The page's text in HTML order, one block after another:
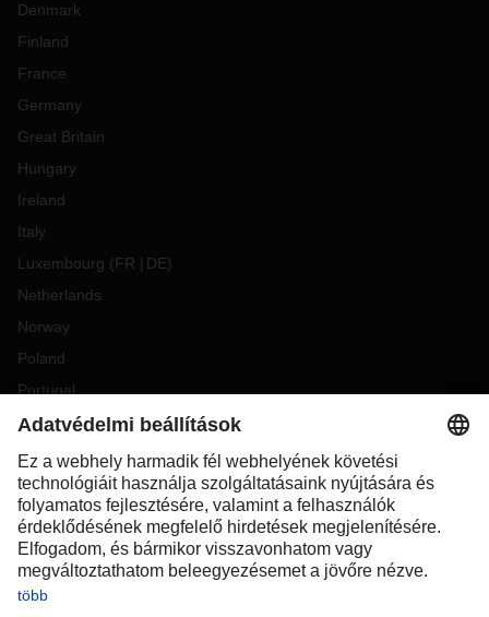
Denmark
Finland
France
Germany
Great Britain
Hungary
Ireland
Italy
Luxembourg (FR DE)
Netherlands
Norway
Poland
Portugal
Romania
Slovakia
Spain
Sweden
Switzerland( DE FR)
Turkey